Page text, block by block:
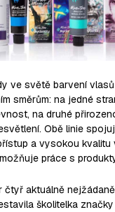
ve světě barvení
směrům: na jedné
na druhé
Obě linie
a vysokou kvalitu
práce s
čtyř aktuálně
školitelka značky